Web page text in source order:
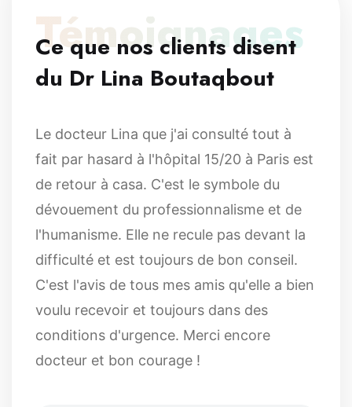
Témoignages
Ce que nos clients disent
du Dr Lina Boutaqbout
Le docteur Lina que j'ai consulté tout à
fait par hasard à l'hôpital 15/20 à Paris est
de retour à casa. C'est le symbole du
dévouement du professionnalisme et de
l'humanisme. Elle ne recule pas devant la
difficulté et est toujours de bon conseil.
C'est l'avis de tous mes amis qu'elle a bien
voulu recevoir et toujours dans des
conditions d'urgence. Merci encore
docteur et bon courage !